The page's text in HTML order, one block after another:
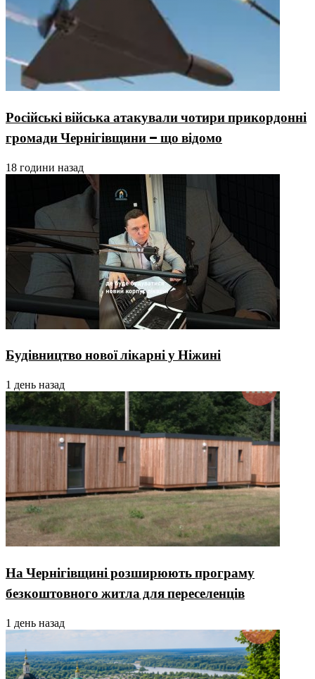
Російські війська атакували чотири прикордонні
громади Чернігівщини – що відомо
18 години назад
Будівництво нової лікарні у Ніжині
1 день назад
На Чернігівщині розширюють програму
безкоштовного житла для переселенців
1 день назад